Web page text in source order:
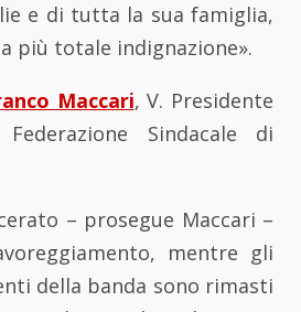
e di tutta la sua famiglia,
più totale indignazione».
Maccari, V. Presidente
Sindacale di
– prosegue Maccari –
mentre gli
della banda sono rimasti